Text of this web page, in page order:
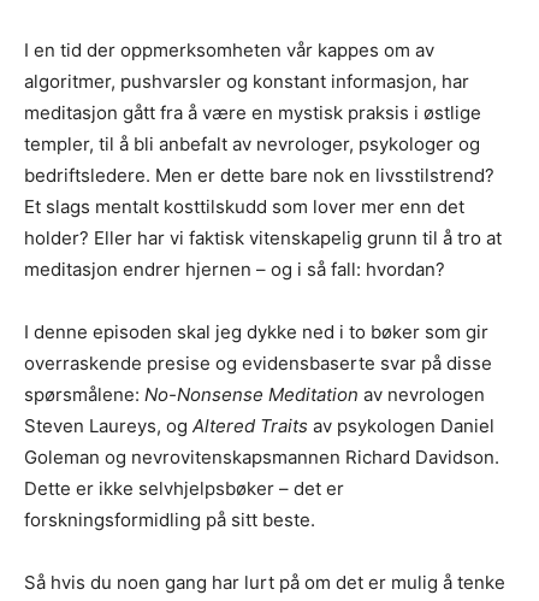
I en tid der oppmerksomheten vår kappes om av
algoritmer, pushvarsler og konstant informasjon, har
meditasjon gått fra å være en mystisk praksis i østlige
templer, til å bli anbefalt av nevrologer, psykologer og
bedriftsledere. Men er dette bare nok en livsstilstrend?
Et slags mentalt kosttilskudd som lover mer enn det
holder? Eller har vi faktisk vitenskapelig grunn til å tro at
meditasjon endrer hjernen – og i så fall: hvordan?
I denne episoden skal jeg dykke ned i to bøker som gir
overraskende presise og evidensbaserte svar på disse
spørsmålene: No-Nonsense Meditation av nevrologen
Steven Laureys, og Altered Traits av psykologen Daniel
Goleman og nevrovitenskapsmannen Richard Davidson.
Dette er ikke selvhjelpsbøker – det er
forskningsformidling på sitt beste.
Så hvis du noen gang har lurt på om det er mulig å tenke